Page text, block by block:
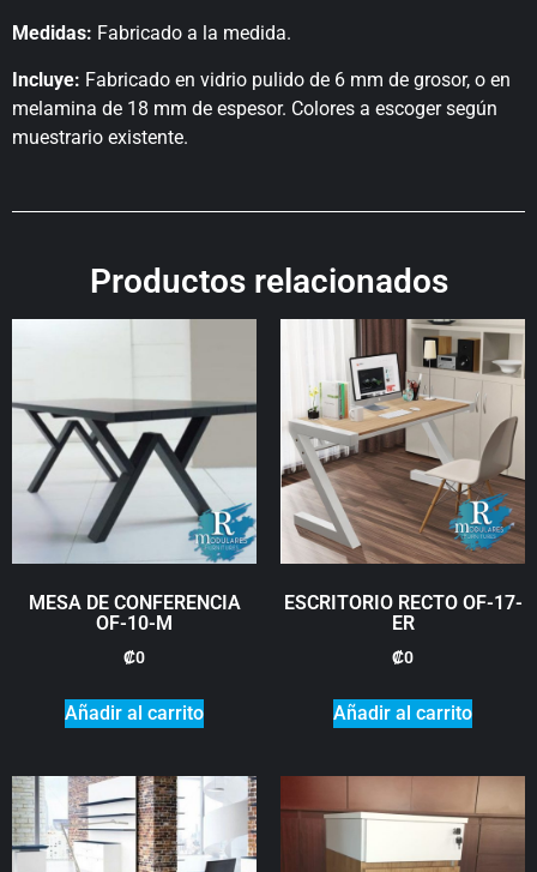
Medidas: Fabricado a la medida.
Incluye: Fabricado en vidrio pulido de 6 mm de grosor, o en
melamina de 18 mm de espesor. Colores a escoger según
muestrario existente.
Productos relacionados
MESA DE CONFERENCIA
OF-10-M
₡0
Añadir al carrito
ESCRITORIO RECTO OF-17-
ER
₡0
Añadir al carrito